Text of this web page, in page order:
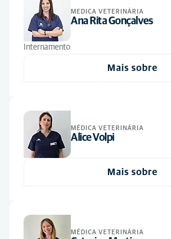
Predefinição
Alfabeticamente
MEDICA VETERINÁRIA
Ana Rita Gonçalves
Internamento
Mais sobre
MÉDICA VETERINÁRIA
Alice Volpi
Mais sobre
MÉDICA VETERINÁRIA